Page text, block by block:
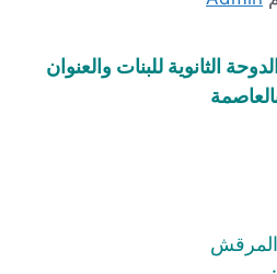
الثانوية للبنات والعنوان